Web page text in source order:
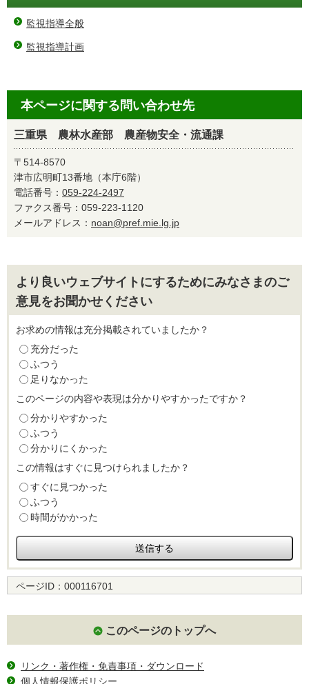
監視指導全般
監視指導計画
本ページに関する問い合わせ先
三重県 農林水産部 農産物安全・流通課
〒514-8570
津市広明町13番地（本庁6階）
電話番号： 059-224-2497
ファクス番号：059-223-1120
メールアドレス： noan@pref.mie.lg.jp
より良いウェブサイトにするためにみなさまのご
意見をお聞かせください
お求めの情報は充分掲載されていましたか？
充分だった
ふつう
足りなかった
このページの内容や表現は分かりやすかったですか？
分かりやすかった
ふつう
分かりにくかった
この情報はすぐに見つけられましたか？
すぐに見つかった
ふつう
時間がかかった
ページID： 000116701
このページのトップへ
リンク・著作権・免責事項・ダウンロード
個人情報保護ポリシー